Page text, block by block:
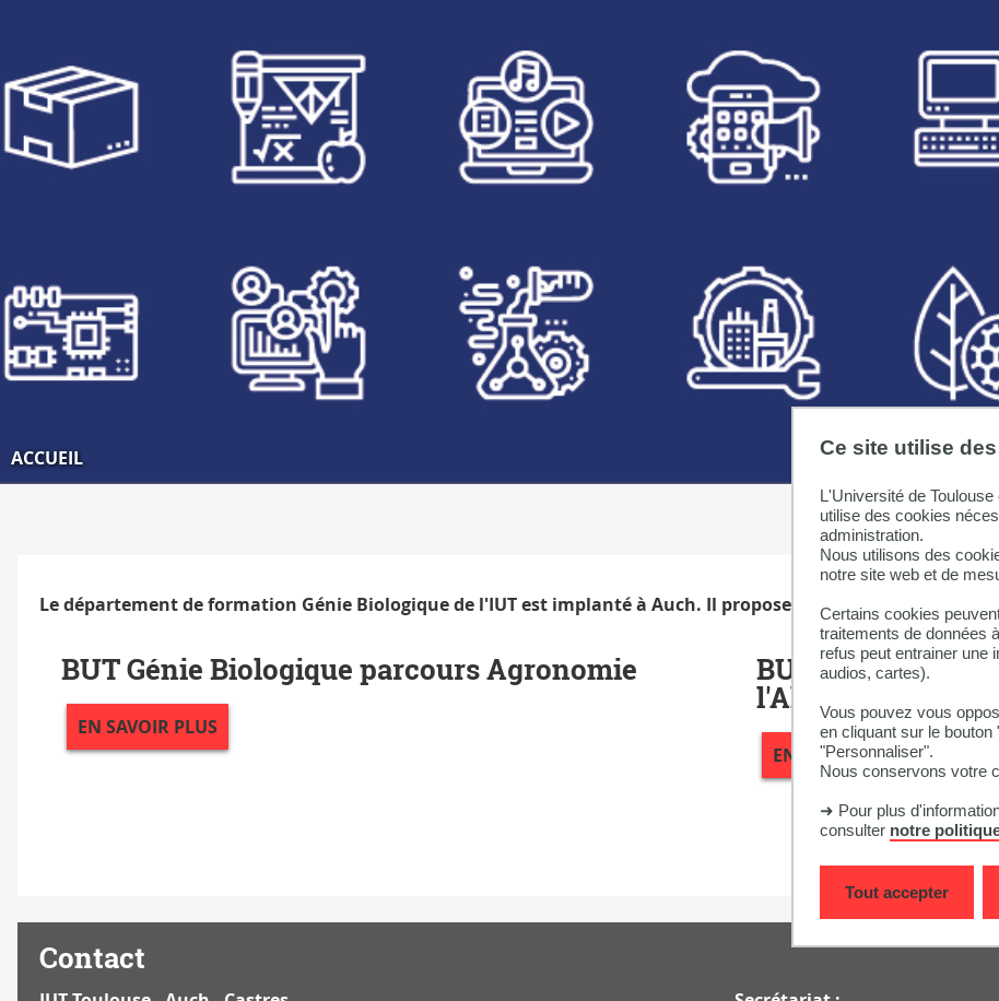
Ce site utilise
L'Université de
utilise des cookies
administration.
Nous utilisons des
notre site web et de
Certains cookies
traitements de données
refus peut entrainer une
audios, cartes).
Vous pouvez vous
en cliquant sur le
"Personnaliser".
Nous conservons votre
➜ Pour plus
consulter notre
Tout accepter
ACCUEIL
Le département de formation Génie Biologique de l'IUT est implanté à Auch. Il propose 2 BUT :
BUT Génie Biologique parcours Agronomie
EN SAVOIR PLUS
BUT Génie
l'Aliment et
EN SAVOIR PLUS
Contact